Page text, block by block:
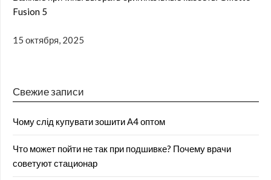
Fusion 5
15 октября, 2025
Свежие записи
Чому слід купувати зошити А4 оптом
Что может пойти не так при подшивке? Почему врачи
советуют стационар